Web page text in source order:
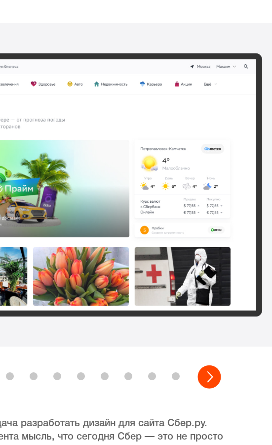
разработать дизайн для сайта Сбер.ру.
мысль, что сегодня Сбер — это не просто